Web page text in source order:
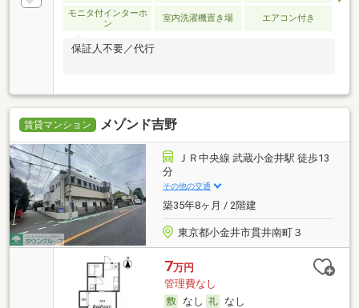
モニタ付インターホ
ン
室内洗濯機置き場 エアコン付き
保証人不要／代行
賃貸マンション メゾンド吉野
ＪＲ中央線 武蔵小金井駅 徒歩13
分
その他の交通
築35年8ヶ月 / 2階建
東京都小金井市貫井南町３
7万円
管理費なし
なし
なし